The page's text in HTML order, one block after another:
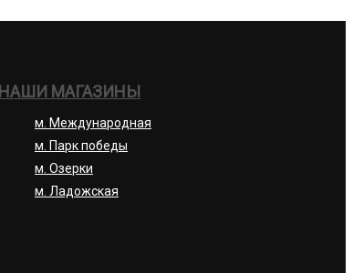
НАШИ МАГАЗИНЫ
м. Международная
м. Парк победы
м. Озерки
м. Ладожская